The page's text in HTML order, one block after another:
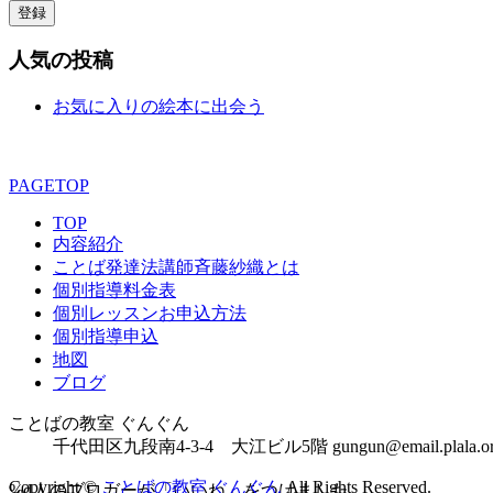
登録
人気の投稿
お気に入りの絵本に出会う
PAGETOP
TOP
内容紹介
ことば発達法講師斉藤紗織とは
個別指導料金表
個別レッスンお申込方法
個別指導申込
地図
ブログ
ことばの教室 ぐんぐん
千代田区九段南4-3-4 大江ビル5階
Copyright © ことばの教室 ぐんぐんAll Rights Reserved.